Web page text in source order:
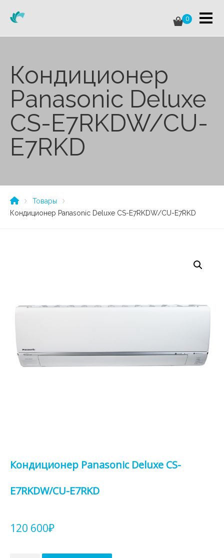
0
Кондиционер
Panasonic Deluxe
CS-E7RKDW/CU-
E7RKD
Товары
Кондиционер Panasonic Deluxe CS-E7RKDW/CU-E7RKD
Кондиционер Panasonic Deluxe CS-
E7RKDW/CU-E7RKD
120 600₽